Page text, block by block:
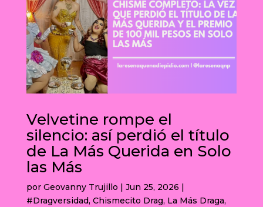
Velvetine rompe el
silencio: así perdió el título
de La Más Querida en Solo
las Más
por Geovanny Trujillo | Jun 25, 2026 |
#Dragversidad, Chismecito Drag, La Más Draga,